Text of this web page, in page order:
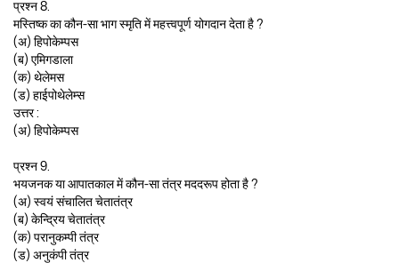
प्रश्न 8.
मस्तिष्क का कौन-सा भाग स्मृति में महत्त्वपूर्ण योगदान देता है ?
(अ) हिपोकेम्पस
(ब) एमिगडाला
(क) थेलेमस
(ड) हाईपोथेलेम्स
उत्तर :
(अ) हिपोकेम्पस
प्रश्न 9.
भयजनक या आपातकाल में कौन-सा तंत्र मददरूप होता है ?
(अ) स्वयं संचालित चेतातंत्र
(ब) केन्द्रिय चेतातंत्र
(क) परानुकम्पी तंत्र
(ड) अनुकंपी तंत्र